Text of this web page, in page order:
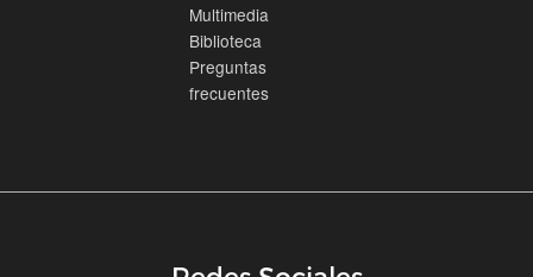
Multimedia
Biblioteca
Preguntas
frecuentes